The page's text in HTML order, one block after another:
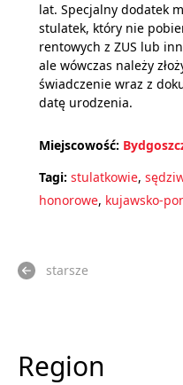
lat. Specjalny dodatek
stulatek, który nie
rentowych z ZUS lub
ale wówczas należy
świadczenie wraz z
datę urodzenia.
Miejscowość:
Tagi: stulatkowie,
honorowe, kujawsko-
starsze
Region